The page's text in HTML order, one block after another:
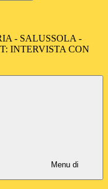
- SALUSSOLA -
INTERVISTA CON
Menu di